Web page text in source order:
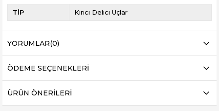
TİP Kırıcı Delici Uçlar
YORUMLAR(0)
ÖDEME SEÇENEKLERI
ÜRÜN ÖNERILERI